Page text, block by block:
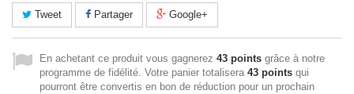
Tweet Partager Google+
En achetant ce produit vous gagnerez 43 points grâce à notre
programme de fidélité. Votre panier totalisera 43 points qui
pourront être convertis en bon de réduction pour un prochain